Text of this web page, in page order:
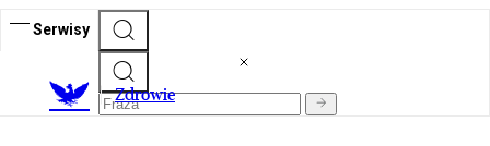
Serwisy
Zdrowie